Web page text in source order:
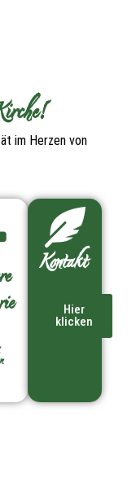
im Herzen von
Kontakt
Hier
klicken